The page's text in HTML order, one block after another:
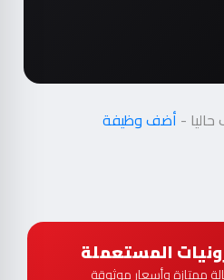
- أضف وظيفة
المستعملة
ممتازة وأسعار موثوقة